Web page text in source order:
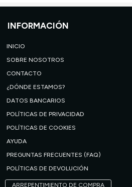
INFORMACIÓN
INICIO
SOBRE NOSOTROS
CONTACTO
¿DÓNDE ESTAMOS?
DATOS BANCARIOS
POLÍTICAS DE PRIVACIDAD
POLÍTICAS DE COOKIES
AYUDA
PREGUNTAS FRECUENTES (FAQ)
POLÍTICAS DE DEVOLUCIÓN
ARREPENTIMIENTO DE COMPRA